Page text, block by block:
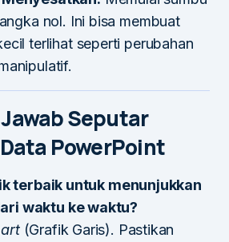
nol. Ini bisa membuat
terlihat seperti perubahan
Jawab Seputar
PowerPoint
terbaik untuk menunjukkan
waktu ke waktu?
(Grafik Garis). Pastikan